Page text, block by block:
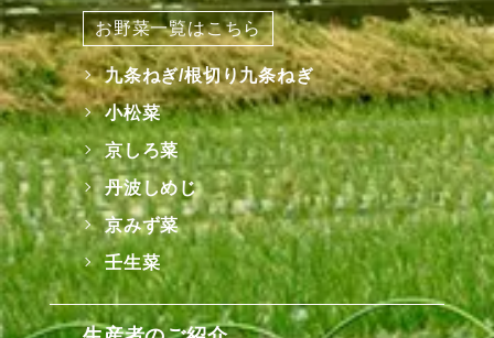
お野菜一覧はこちら
九条ねぎ/根切り九条ねぎ
小松菜
京しろ菜
丹波しめじ
京みず菜
壬生菜